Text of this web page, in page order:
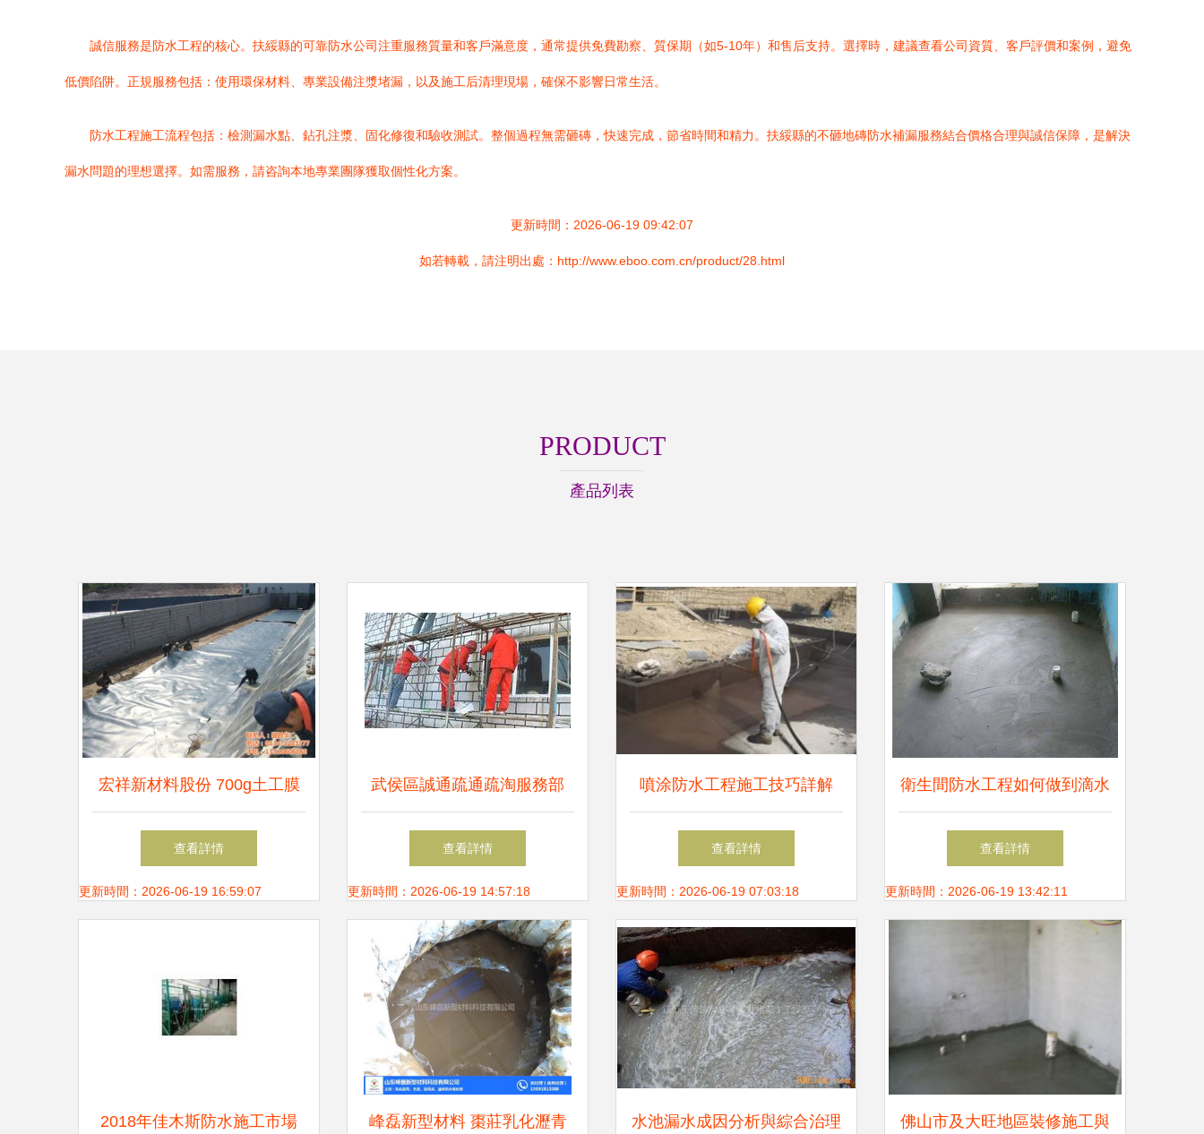
誠信服務是防水工程的核心。扶綏縣的可靠防水公司注重服務質量和客戶滿意度，通常提供免費勘察、質保期（如5-10年）和售后支持。選擇時，建議查看公司資質、客戶評價和案例，避免
低價陷阱。正規服務包括：使用環保材料、專業設備注漿堵漏，以及施工后清理現場，確保不影響日常生活。
防水工程施工流程包括：檢測漏水點、鉆孔注漿、固化修復和驗收測試。整個過程無需砸磚，快速完成，節省時間和精力。扶綏縣的不砸地磚防水補漏服務結合價格合理與誠信保障，是解決
漏水問題的理想選擇。如需服務，請咨詢本地專業團隊獲取個性化方案。
更新時間：2026-06-19 09:42:07
如若轉載，請注明出處：http://www.eboo.com.cn/product/28.html
PRODUCT
產品列表
宏祥新材料股份 700g土工膜
在防水工程施工中的卓越應用
查看詳情
更新時間：2026-06-19 16:59:07
武侯區誠通疏通疏淘服務部
專業防水工程施工，守護建筑
安全
查看詳情
更新時間：2026-06-19 14:57:18
噴涂防水工程施工技巧詳解
查看詳情
更新時間：2026-06-19 07:03:18
衛生間防水工程如何做到滴水
不漏 從選材到施工的全流程
解析
查看詳情
更新時間：2026-06-19 13:42:11
2018年佳木斯防水施工市場 峰磊新型材料 棗莊乳化瀝青 水池漏水成因分析與綜合治理 佛山市及大旺地區裝修施工與